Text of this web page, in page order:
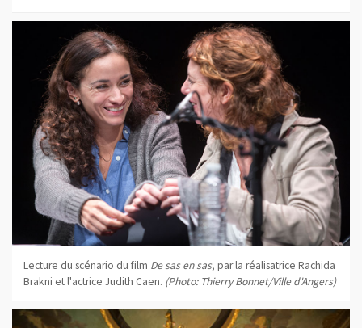
Lecture du scénario du film De sas en sas, par la réalisatrice Rachida
Brakni et l'actrice Judith Caen. (Photo: Thierry Bonnet/Ville d'Angers)